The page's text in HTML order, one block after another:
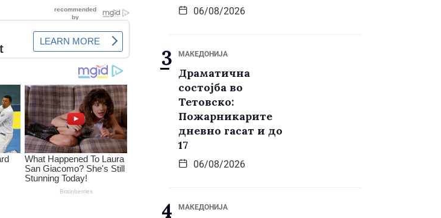
06/08/2026
МАКЕДОНИЈА
Драматична
состојба во
Тетовско:
Пожарникарите
дневно гасат и до
17
06/08/2026
МАКЕДОНИЈА